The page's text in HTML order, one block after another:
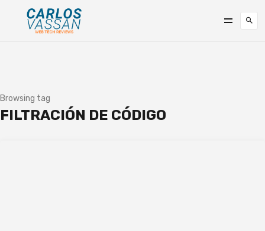
Browsing tag
FILTRACIÓN DE CÓDIGO